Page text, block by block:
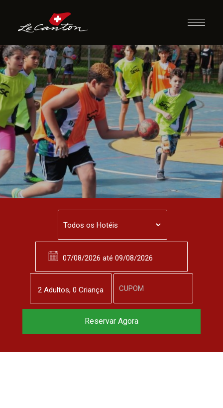
Hand Maluco
2 Adultos, 0 Criança
Reservar Agora